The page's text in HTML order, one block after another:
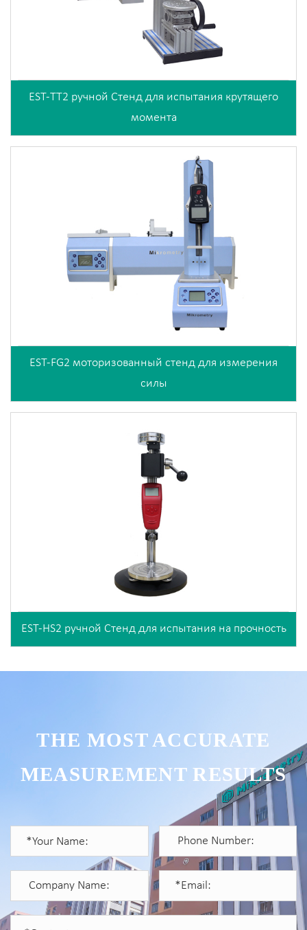
EST-TT2 ручной Стенд для испытания крутящего
момента
EST-FG2 моторизованный стенд для измерения
силы
EST-HS2 ручной Стенд для испытания на прочность
THE MOST ACCURATE
MEASUREMENT RESULTS